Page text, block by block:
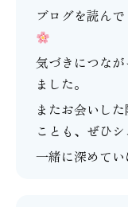
ブログを読ん
気づきにつな
ました。
またお会いし
ことも、ぜひ
一緒に深めて